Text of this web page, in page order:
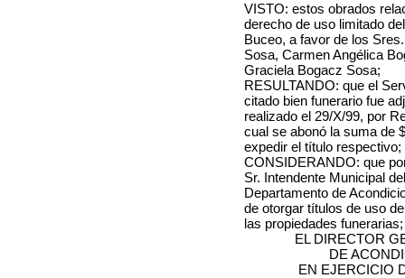
VISTO: estos obrados
derecho de uso limitado
Buceo, a favor de los
Sosa, Carmen Angélica
Graciela Bogacz Sosa;
RESULTANDO: que el
citado bien funerario fue
realizado el 29/X/99, por
cual se abonó la suma de
expedir el título respectivo;
CONSIDERANDO: que
Sr. Intendente Municipal
Departamento de
de otorgar títulos de uso
las propiedades funerarias;
EL DIRECTOR
DE
EN EJERCICIO